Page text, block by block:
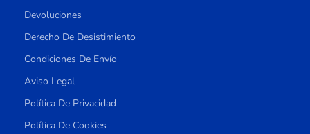
Devoluciones
Derecho De Desistimiento
Condiciones De Envío
Aviso Legal
Política De Privacidad
Política De Cookies